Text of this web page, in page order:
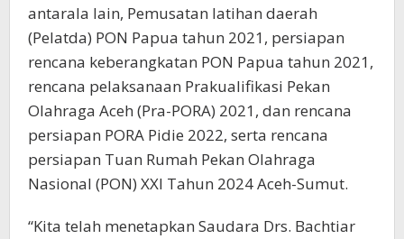
antarala lain, Pemusatan latihan daerah
(Pelatda) PON Papua tahun 2021, persiapan
rencana keberangkatan PON Papua tahun 2021,
rencana pelaksanaan Prakualifikasi Pekan
Olahraga Aceh (Pra-PORA) 2021, dan rencana
persiapan PORA Pidie 2022, serta rencana
persiapan Tuan Rumah Pekan Olahraga
Nasional (PON) XXI Tahun 2024 Aceh-Sumut.
“Kita telah menetapkan Saudara Drs. Bachtiar